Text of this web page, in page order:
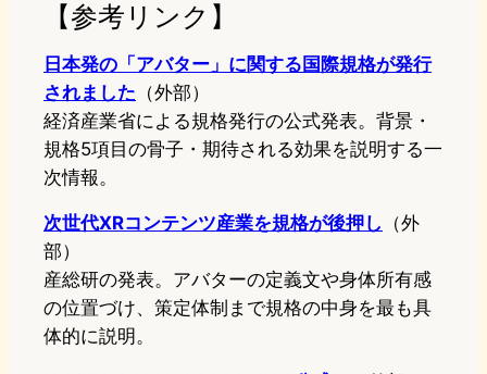
【参考リンク】
日本発の「アバター」に関する国際規格が発行
されました （外部）
経済産業省による規格発行の公式発表。背景・
規格5項目の骨子・期待される効果を説明する一
次情報。
次世代XRコンテンツ産業を規格が後押し （外
部）
産総研の発表。アバターの定義文や身体所有感
の位置づけ、策定体制まで規格の中身を最も具
体的に説明。